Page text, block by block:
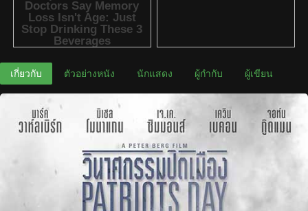
เกี่ยวกับ ตัวอย่างหนัง นักแสดง ผู้กำกับ ผู้เขียน